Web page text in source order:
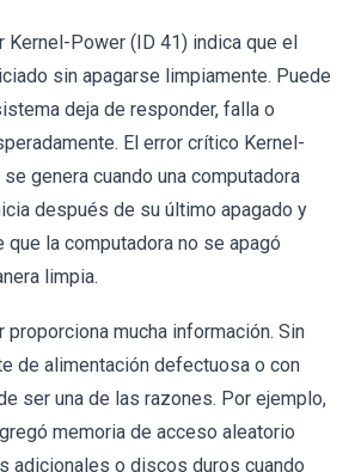
Kernel-Power (ID 41) indica que el
sin apagarse limpiamente. Puede
deja de responder, falla o
El error crítico Kernel-
genera cuando una computadora
después de su último apagado y
la computadora no se apagó
limpia.
proporciona mucha información. Sin
de alimentación defectuosa o con
ser una de las razones. Por ejemplo,
memoria de acceso aleatorio
adicionales o discos duros cuando